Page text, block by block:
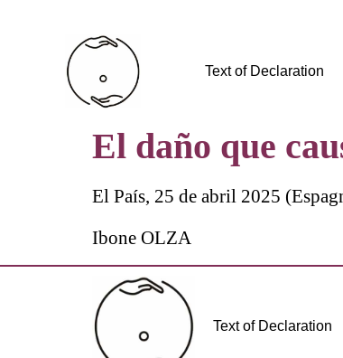
Text of Declaration
El daño que
El País, 25 de abril 2025
Ibone OLZA
Text of Declaration